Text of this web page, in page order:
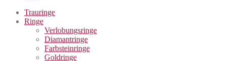
Trauringe
Ringe
Verlobungsringe
Diamantringe
Farbsteinringe
Goldringe